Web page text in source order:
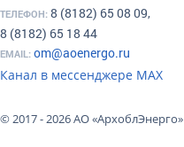
ТЕЛЕФОН: 8 (8182) 65 08 09,
8 (8182) 65 18 44
EMAIL: om@aoenergo.ru
© 2017 - 2026 АО «АрхоблЭнерго»
Канал в мессенджере МАХ